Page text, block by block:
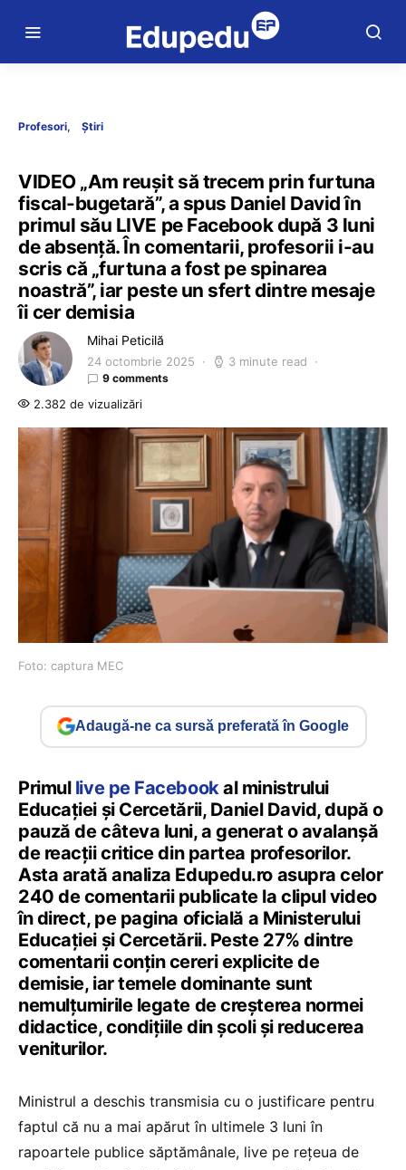
Profesori Știri
VIDEO „Am reușit să trecem prin furtuna
fiscal-bugetară”, a spus Daniel David în
primul său LIVE pe Facebook după 3 luni
de absență. În comentarii, profesorii i-au
scris că „furtuna a fost pe spinarea
noastră”, iar peste un sfert dintre mesaje
îi cer demisia
Mihai Peticilă
24 octombrie 2025 3 minute read
9 comments
2.382 de vizualizări
Foto: captura MEC
Adaugă-ne ca sursă preferată în Google
Primul live pe Facebookal ministrului
Educației și Cercetării, Daniel David, după o
pauză de câteva luni, a generat o avalanșă
de reacții critice din partea profesorilor.
Asta arată analiza Edupedu.ro asupra celor
240 de comentarii publicate la clipul video
în direct, pe pagina oficială a Ministerului
Educației și Cercetării. Peste 27% dintre
comentarii conțin cereri explicite de
demisie, iar temele dominante sunt
nemulțumirile legate de creșterea normei
didactice, condițiile din școli și reducerea
veniturilor.
Ministrul a deschis transmisia cu o justificare pentru
faptul că nu a mai apărut în ultimele 3 luni în
rapoartele publice săptămânale, live pe rețeua de